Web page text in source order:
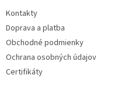
Kontakty
Doprava a platba
Obchodné podmienky
Ochrana osobných údajov
Certifikáty